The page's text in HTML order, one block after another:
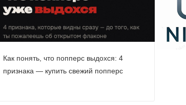
Как понять, что попперс выдохся: 4
признака — купить свежий попперс